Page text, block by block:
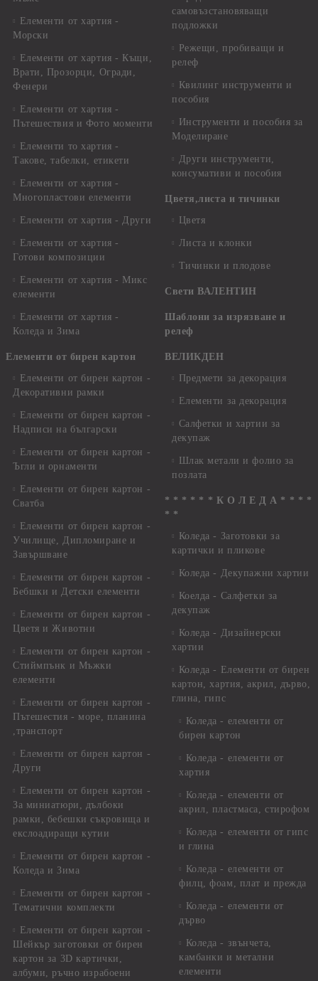
Елементи от хартия -
Морски
Елементи от хартия - Къщи,
Врати, Прозорци, Огради,
Фенери
Елементи от хартия -
Пътешествия и Фото моменти
Елементи то хартия -
Такове, табелки, етикети
Елементи от хартия -
Многопластови елементи
Елементи от хартия - Други
Елементи от хартия -
Готови композиции
Елементи от хартия - Микс
елементи
Елементи от хартия -
Коледа и Зима
Елементи от бирен картон
Елементи от бирен картон -
Декоративни рамки
Елементи от бирен картон -
Надписи на български
Елементи от бирен картон -
Ъгли и орнаменти
Елементи от бирен картон -
Сватба
Елементи от бирен картон -
Училище, Дипломиране и
Завършване
Елементи от бирен картон -
Бебшки и Детски елементи
Елементи от бирен картон -
Цветя и Животни
Елементи от бирен картон -
Стиймпънк и Мъжки
елементи
Елементи от бирен картон -
Пътешестия - море, планина
,транспорт
Елементи от бирен картон -
Други
Елементи от бирен картон -
За миниатюри, дълбоки
рамки, бебешки съкровища и
екслоадиращи кутии
Елементи от бирен картон -
Коледа и Зима
Елементи от бирен картон -
Тематични комплекти
Елементи от бирен картон -
Шейкър заготовки от бирен
картон за 3D картички,
албуми, ръчно израбоени
самовъзстановяващи
подложки
Режещи, пробиващи и
релеф
Квилинг инструменти и
пособия
Инструменти и пособия за
Моделиране
Други инструменти,
консумативи и пособия
Цветя,листа и тичинки
Цветя
Листа и клонки
Тичинки и плодове
Свети ВАЛЕНТИН
Шаблони за изрязване и
релеф
ВЕЛИКДЕН
Предмети за декорация
Елементи за декорация
Салфетки и хартии за
декупаж
Шлак метали и фолио за
позлата
* * * * * * К О Л Е Д А * * * *
* *
Коледа - Заготовки за
картички и пликове
Коледа - Декупажни хартии
Коелда - Салфетки за
декупаж
Коледа - Дизайнерски
хартии
Коледа - Eлементи от бирен
картон, хартия, акрил, дърво,
глина, гипс
Коледа - елементи от
бирен картон
Коледа - елементи от
хартия
Коледа - елементи от
акрил, пластмаса, стирофом
Коледа - елементи от гипс
и глина
Коледа - елементи от
филц, фоам, плат и прежда
Коледа - елементи от
дърво
Коледа - звънчета,
камбанки и метални
елементи